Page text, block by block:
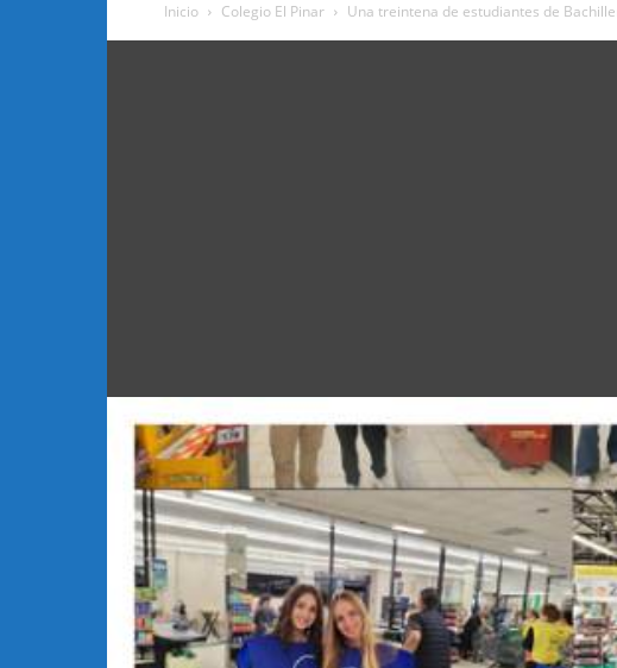
Inicio Colegio El Pinar Una treintena de estudiantes de